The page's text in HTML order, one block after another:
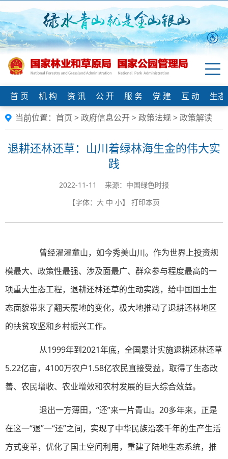
首 页 机 构 资 讯 公 开 服 务 党 建 互 动
生
当前位置： 首页 >政府信息公开>政策法规>政策解读
退耕还林还草：山川着绿林海生金的伟大实
践
2022-11-11 来源：中国绿色时报
【字体： 大 中 小】 打印本页
曾经濯濯童山，如今秀美山川。作为世界上投资规
模最大、政策性最强、涉及面最广、群众参与程度最高的一
项重大生态工程，退耕还林还草的生动实践，给中国国土生
态面貌带来了翻天覆地的变化，极大地推动了退耕还林地区
的扶贫攻坚和乡村振兴工作。
从1999年到2021年底，全国累计实施退耕还林还草
5.22亿亩，4100万农户1.58亿农民直接受益，取得了生态改
善、农民增收、农业增效和农村发展的巨大综合效益。
退出一方薄田，“还”来一片青山。20多年来，正是
在这一“退”一“还”之间，实现了中华民族沿袭千年的生产生活
方式变革，优化了国土空间利用，重建了陆地生态系统，推